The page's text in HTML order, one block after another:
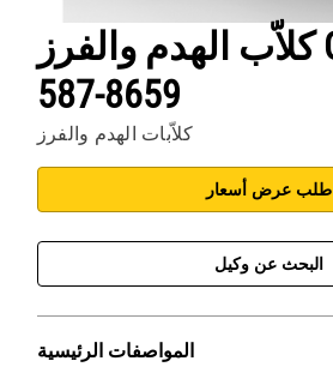
كلاّب الهدم والفرز G217 GC:
587-8659
كلاّبات الهدم والفرز
طلب عرض أسعار
البحث عن وكيل
المواصفات الرئيسية